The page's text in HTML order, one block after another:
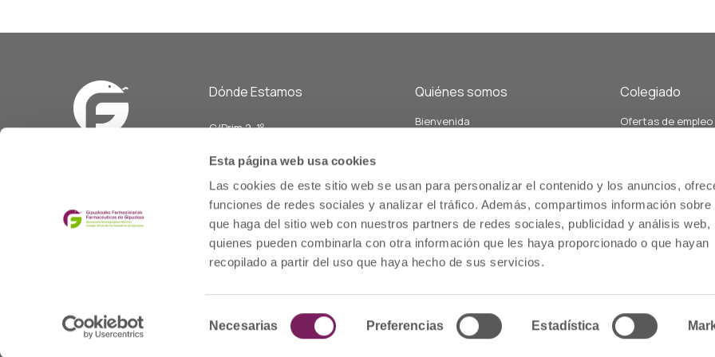
Esta página web usa cookies
Las cookies de este sitio web se usan para personalizar el contenido y los anuncios,
funciones de redes sociales y analizar el tráfico. Además, compartimos información sobre
que haga del sitio web con nuestros partners de redes sociales, publicidad y análisis web,
quienes pueden combinarla con otra información que les haya proporcionado o que hayan
recopilado a partir del uso que haya hecho de sus servicios.
de
Necesarias Preferencias Estadística
Dónde Estamos
C/Prim 2, 1º
Horario L-V
08:00 a 14:00
cofgipuzkoa@cofgipuzkoa.eus
Quiénes somos
Bienvenida
Estatutos
Memoria
Colegiado
Ofertas de empleo
Servicios
salud comunitaria
Servicios de
farmacéutica
© 2020 cofgipuzkoa.eus Inicio